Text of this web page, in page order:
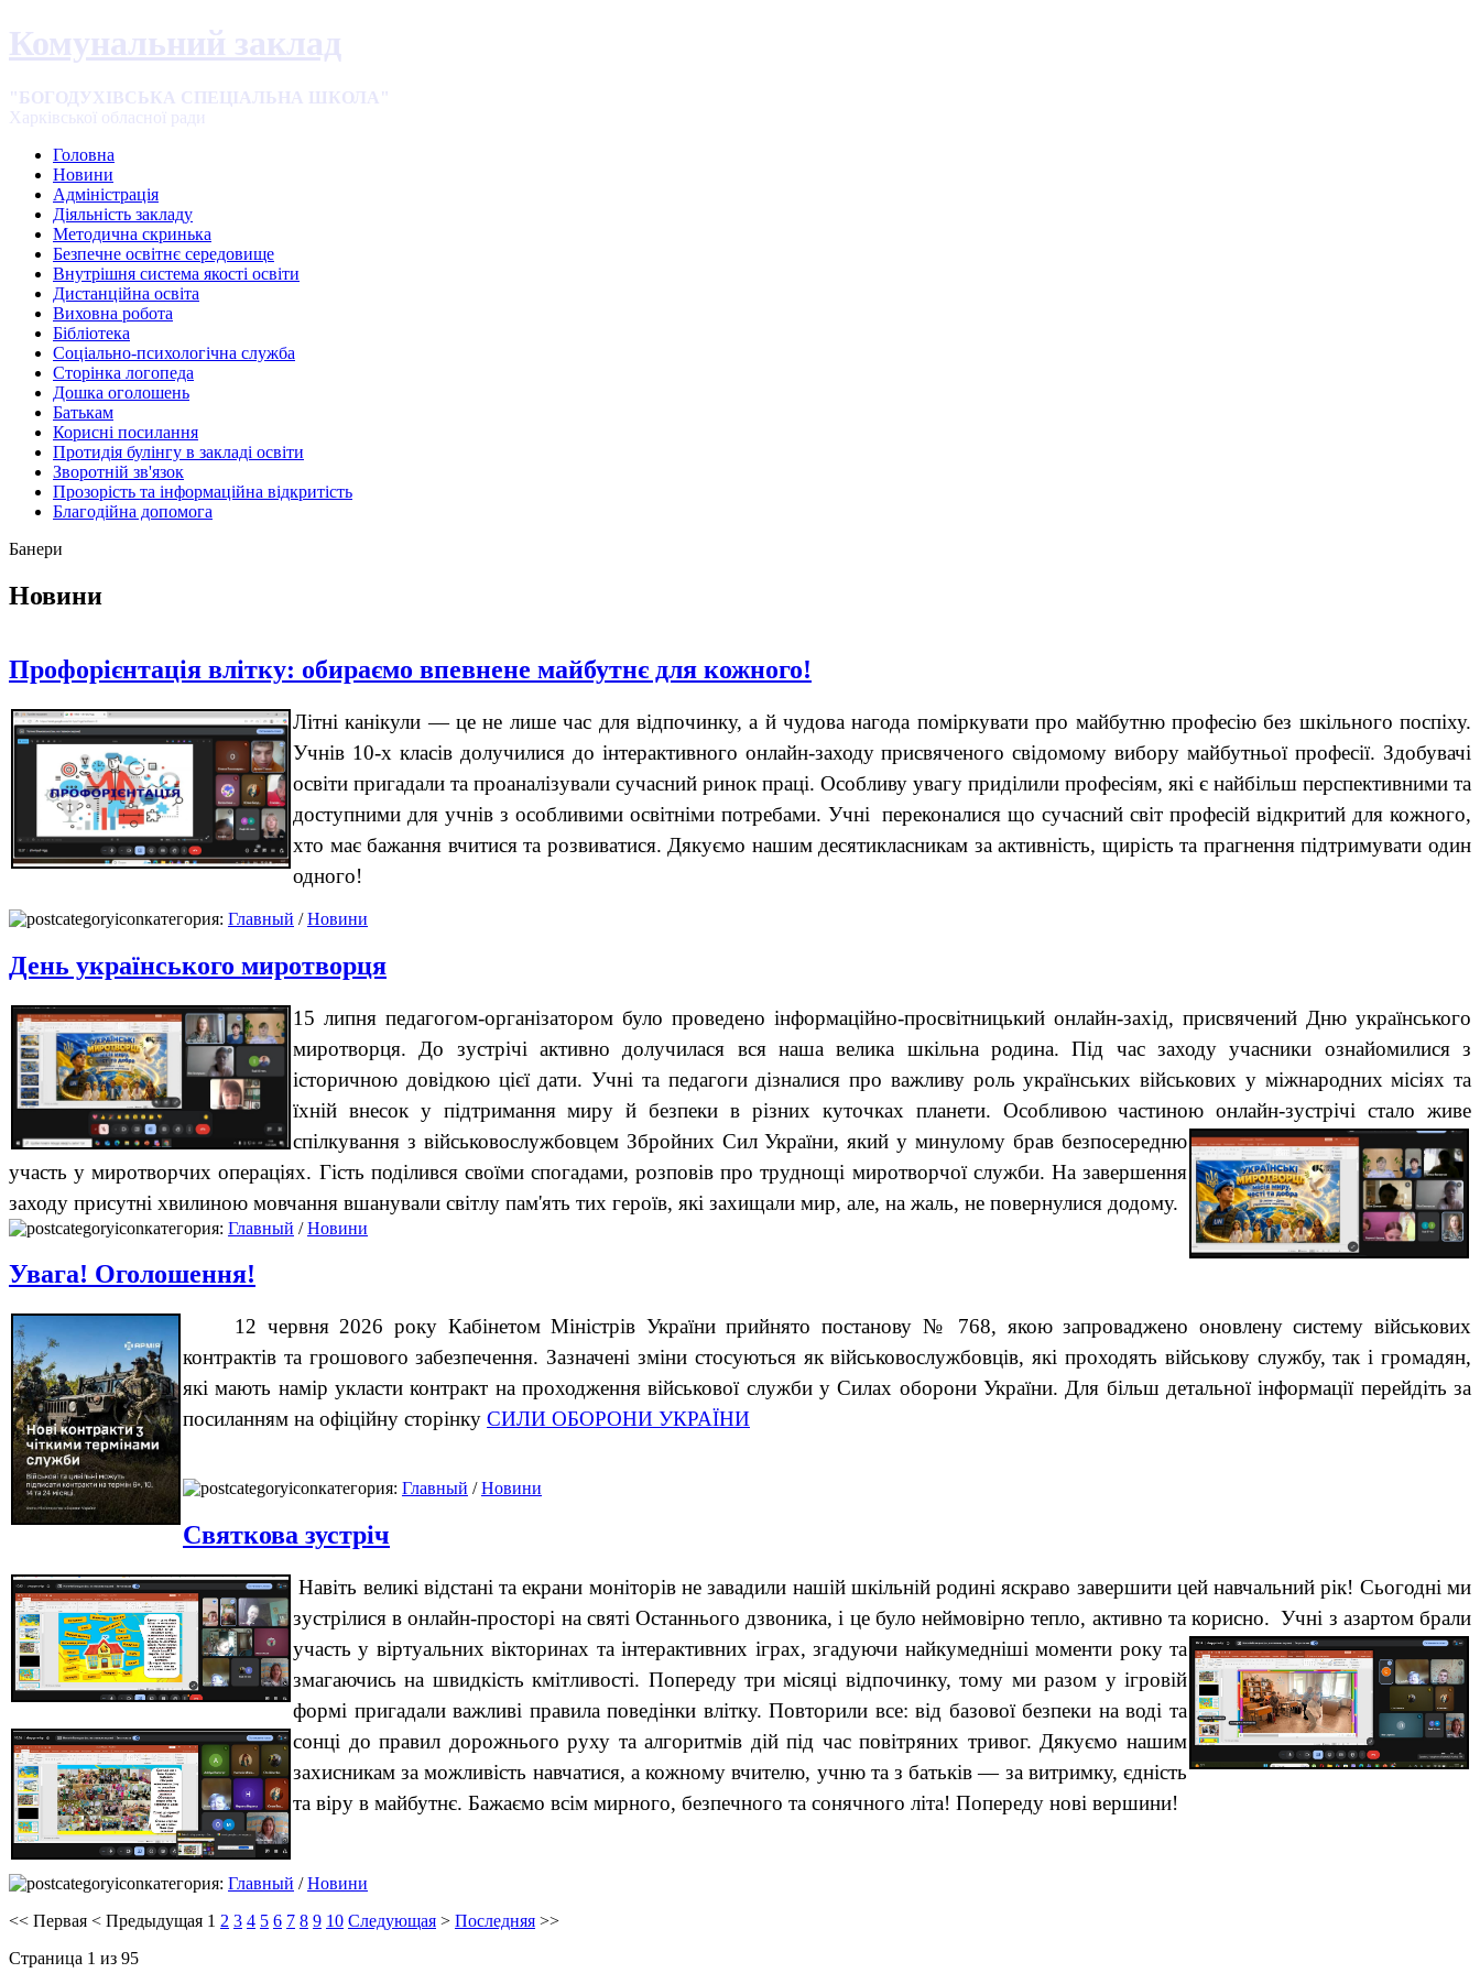
Комунальний заклад
"БОГОДУХІВСЬКА СПЕЦІАЛЬНА ШКОЛА"
Харківської обласної ради
Головна
Новини
Адміністрація
Діяльність закладу
Методична скринька
Безпечне освітнє середовище
Внутрішня система якості освіти
Дистанційна освіта
Виховна робота
Бібліотека
Соціально-психологічна служба
Сторінка логопеда
Дошка оголошень
Батькам
Корисні посилання
Протидія булінгу в закладі освіти
Зворотній зв'язок
Прозорість та інформаційна відкритість
Благодійна допомога
Банери
Новини
Профорієнтація влітку: обираємо впевнене майбутнє для кожного!
Літні канікули — це не лише час для відпочинку, а й чудова нагода поміркувати про майбутню професію без шкільного поспіху.
Учнів 10-х класів долучилися до інтерактивного онлайн-заходу присвяченого свідомому вибору майбутньої професії. Здобувачі
освіти пригадали та проаналізували сучасний ринок праці. Особливу увагу приділили професіям, які є найбільш перспективними та
доступними для учнів з особливими освітніми потребами. Учні переконалися що сучасний світ професій відкритий для кожного,
хто має бажання вчитися та розвиватися. Дякуємо нашим десятикласникам за активність, щирість та прагнення підтримувати один
одного!
категория: Главный /Новини
День українського миротворця
15 липня педагогом-організатором було проведено інформаційно-просвітницький онлайн-захід, присвячений Дню українського
миротворця. До зустрічі активно долучилася вся наша велика шкільна родина. Під час заходу учасники ознайомилися з
історичною довідкою цієї дати. Учні та педагоги дізналися про важливу роль українських військових у міжнародних місіях та
їхній внесок у підтримання миру й безпеки в різних куточках планети. Особливою частиною онлайн-зустрічі стало живе
спілкування з військовослужбовцем Збройних Сил України, який у минулому брав безпосередню
участь у миротворчих операціях. Гість поділився своїми спогадами, розповів про труднощі миротворчої служби. На завершення
заходу присутні хвилиною мовчання вшанували світлу пам'ять тих героїв, які захищали мир, але, на жаль, не повернулися додому.
категория: Главный /Новини
Увага! Оголошення!
12 червня 2026 року Кабінетом Міністрів України прийнято постанову № 768, якою запроваджено оновлену систему військових
контрактів та грошового забезпечення. Зазначені зміни стосуються як військовослужбовців, які проходять військову службу, так і громадян,
які мають намір укласти контракт на проходження військової служби у Силах оборони України. Для більш детальної інформації перейдіть за
посиланням на офіційну сторінку СИЛИ ОБОРОНИ УКРАЇНИ
категория: Главный /Новини
Святкова зустріч
Навіть великі відстані та екрани моніторів не завадили нашій шкільній родині яскраво завершити цей навчальний рік! Сьогодні ми
зустрілися в онлайн-просторі на святі Останнього дзвоника, і це було неймовірно тепло, активно та корисно. Учні з азартом брали
участь у віртуальних вікторинах та інтерактивних іграх, згадуючи найкумедніші моменти року та
змагаючись на швидкість кмітливості. Попереду три місяці відпочинку, тому ми разом у ігровій
формі пригадали важливі правила поведінки влітку. Повторили все: від базової безпеки на воді та
сонці до правил дорожнього руху та алгоритмів дійпід час повітряних тривог. Дякуємо нашим
захисникам за можливість навчатися, а кожному вчителю, учню та з батьків — за витримку, єдність
та віру в майбутнє. Бажаємо всім мирного, безпечного та сонячного літа! Попереду нові вершини!
категория: Главный /Новини
<< Первая < Предыдущая 1 2 3 4 5 6 7 8 9 10 Следующая > Последняя >>
Страница 1 из 95